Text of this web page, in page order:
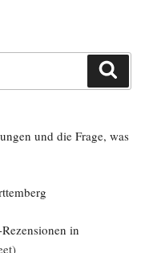
und die Frage, was
in